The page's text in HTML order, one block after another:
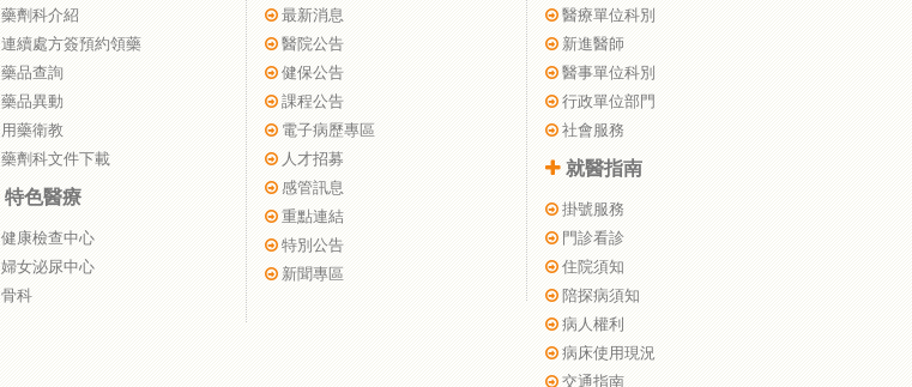
藥劑科介紹
連續處方簽預約領藥
藥品查詢
藥品異動
用藥衛教
藥劑科文件下載
特色醫療
健康檢查中心
婦女泌尿中心
骨科
最新消息
醫院公告
健保公告
課程公告
電子病歷專區
人才招募
感管訊息
重點連結
特別公告
新聞專區
醫療單位科別
新進醫師
醫事單位科別
行政單位部門
社會服務
就醫指南
掛號服務
門診看診
住院須知
陪探病須知
病人權利
病床使用現況
交通指南